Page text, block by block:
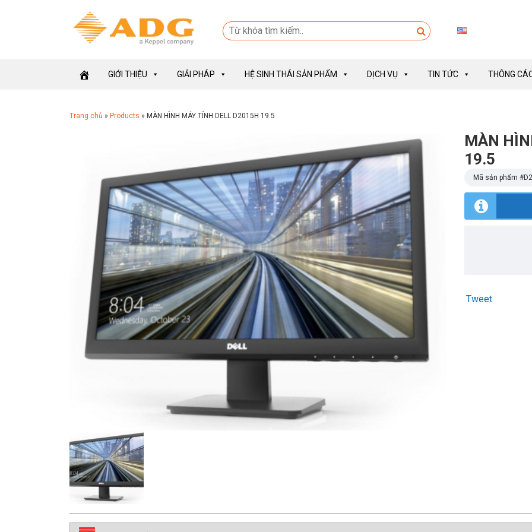
GIỚI THIỆU GIẢI PHÁP HỆ SINH THÁI SẢN PHẨM DỊCH VỤ TIN TỨC THÔNG
Trang chủ » Products » MÀN HÌNH MÁY TÍNH DELL D2015H 19.5
MÀN
19.5
Mã sản phẩm #
Tweet